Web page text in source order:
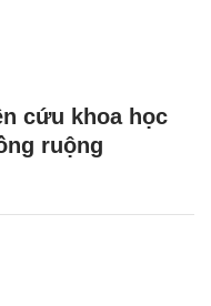
cứu khoa học
ruộng